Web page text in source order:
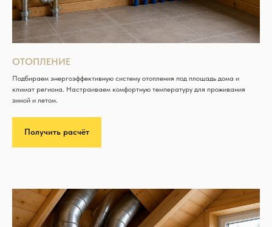
ОТОПЛЕНИЕ
Подбираем энергоэффективную систему отопления под площадь дома и
климат региона. Настраиваем комфортную температуру для проживания
зимой и летом.
Получить расчёт